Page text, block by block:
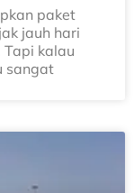
paket
jauh hari
kalau
sangat